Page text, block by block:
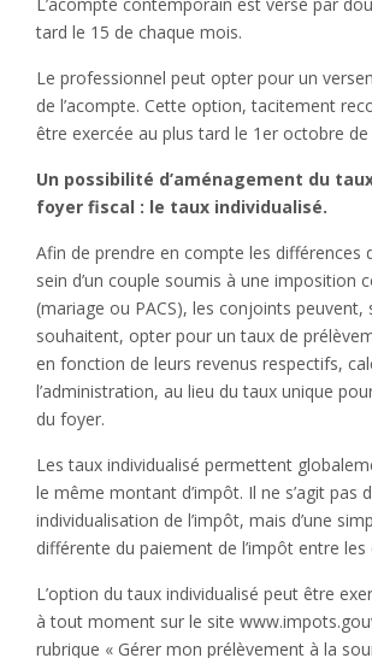
tard le 15 de chaque mois.
Le professionnel peut opter pour un
de l’acompte. Cette option, tacitement
être exercée au plus tard le 1er octobre de
Un possibilité d’aménagement du
foyer fiscal : le taux individualisé.
Afin de prendre en compte les différences
sein d’un couple soumis à une imposition
(mariage ou PACS), les conjoints peuvent,
souhaitent, opter pour un taux de
en fonction de leurs revenus respectifs,
l’administration, au lieu du taux unique
du foyer.
Les taux individualisé permettent
le même montant d’impôt. Il ne s’agit pas
individualisation de l’impôt, mais d’une
différente du paiement de l’impôt entre
L’option du taux individualisé peut être
à tout moment sur le site
rubrique « Gérer mon prélèvement à la